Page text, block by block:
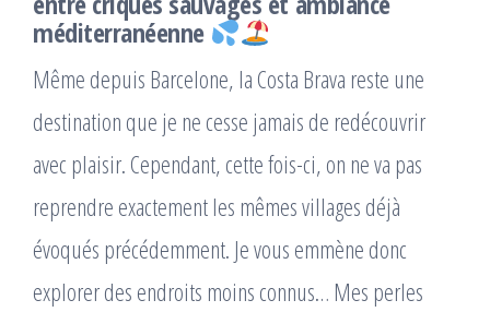
méditerranéenne
Même depuis Barcelone, la Costa Brava reste une
destination que je ne cesse jamais de redécouvrir
avec plaisir. Cependant, cette fois-ci, on ne va pas
reprendre exactement les mêmes villages déjà
évoqués précédemment. Je vous emmène donc
explorer des endroits moins connus… Mes perles